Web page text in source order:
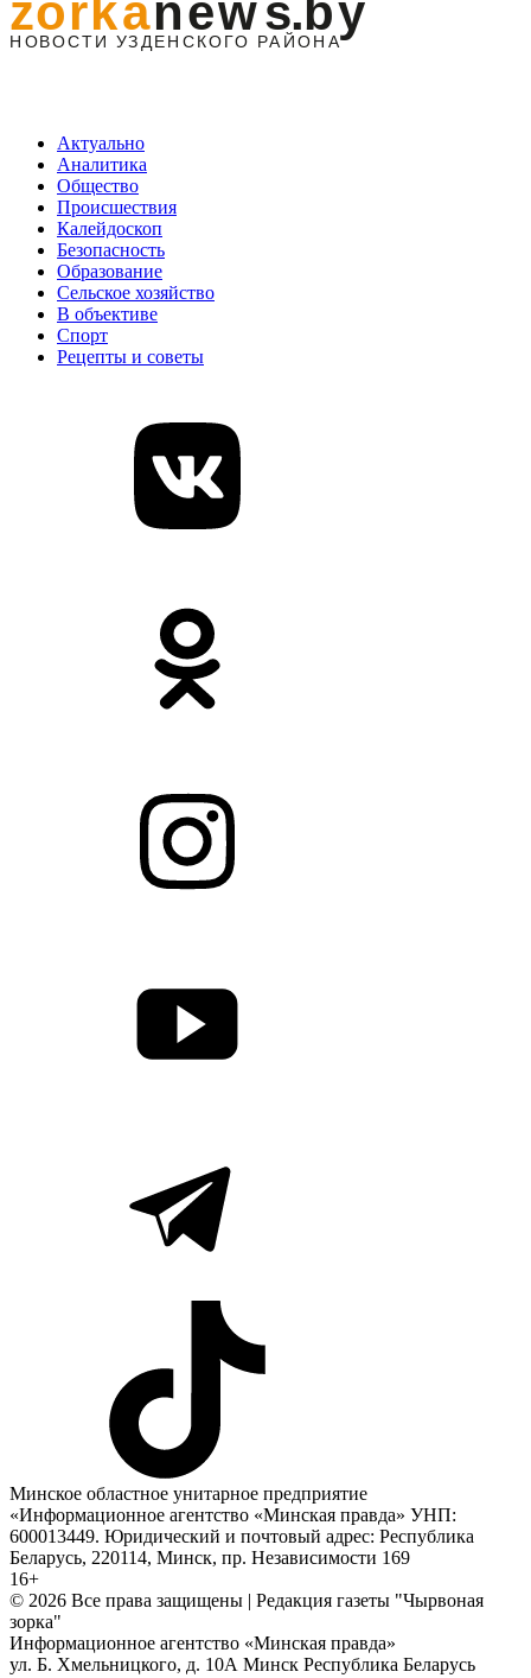
Актуально
Аналитика
Общество
Происшествия
Калейдоскоп
Безопасность
Образование
Сельское хозяйство
В объективе
Спорт
Рецепты и советы
Минское областное унитарное предприятие
«Информационное агентство «Минская правда» УНП:
600013449. Юридический и почтовый адрес: Республика
Беларусь, 220114, Минск, пр. Независимости 169
16+
© 2026 Все права защищены | Редакция газеты "Чырвоная
зорка"
Информационное агентство «Минская правда»
ул. Б. Хмельницкого, д. 10А Минск Республика Беларусь